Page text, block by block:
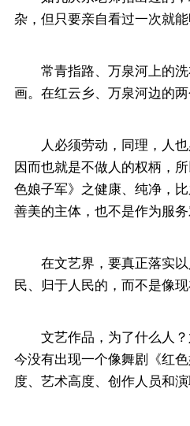
杂，但只要亲自看过一次就
常青指路、万泉河上的洗
画。在红云乡、万泉河边的
人必须劳动，同理，人也
因而也就是不做人的权柄，
色娘子军》之健康、纯净，
善美的主体，也不是作为服
在文艺界，要真正落实以
民、归于人民的，而不是像
文艺作品，为了什么人？
今没有出现一个像舞剧《红
度、艺术高度、创作人员和